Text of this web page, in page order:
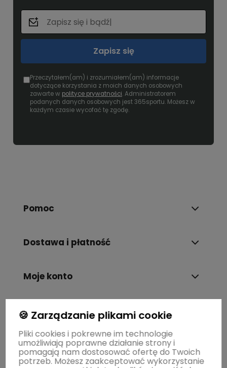
Zapisz się
Przeczytałem(am) i zrozumiałem(am) informacje
dotyczące korzystania z moich danych osobowych
zawarte w polityce prywatności. Administratorem
podanych danych osobowych jest 365sportu. Możesz w
każdym czasie wycofać tę zgodę.
Pomoc
Dostawa i płatność
Moje konto
Gwarancja i zwroty
O firmie
🍪 Zarządzanie plikami cookie
Pliki cookies i pokrewne im technologie
umożliwiają poprawne działanie strony i
pomagają nam dostosować ofertę do Twoich
potrzeb. Możesz zaakceptować wykorzystanie